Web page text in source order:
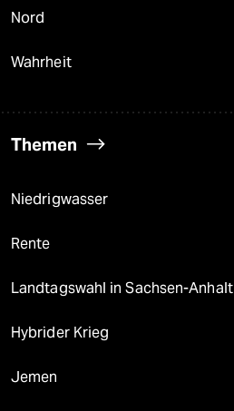
Nord
Wahrheit
Themen
Niedrigwasser
Rente
Landtagswahl in Sachsen-Anhalt
Hybrider Krieg
Jemen